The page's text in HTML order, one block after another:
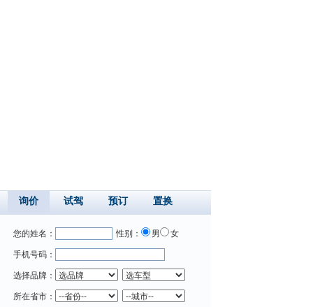
询价 试驾 预订 置换
您的姓名： 性别： 男 女
手机号码：
选择品牌：
所在省市：